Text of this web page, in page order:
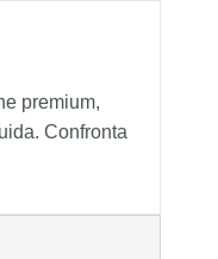
premium,
Confronta